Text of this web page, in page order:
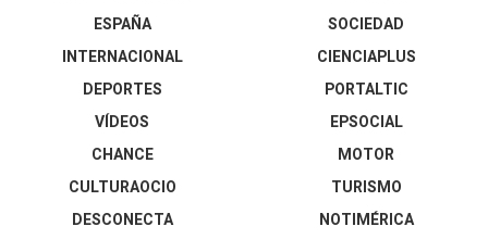
ESPAÑA
INTERNACIONAL
DEPORTES
VÍDEOS
SOCIEDAD
CIENCIAPLUS
PORTALTIC
EPSOCIAL
CHANCE
CULTURAOCIO
DESCONECTA
MOTOR
TURISMO
NOTIMÉRICA